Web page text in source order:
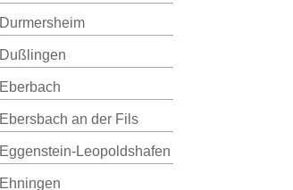
Durmersheim
Dußlingen
Eberbach
Ebersbach an der Fils
Eggenstein-Leopoldshafen
Ehningen